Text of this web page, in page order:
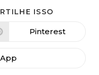
ISSO
Pinterest